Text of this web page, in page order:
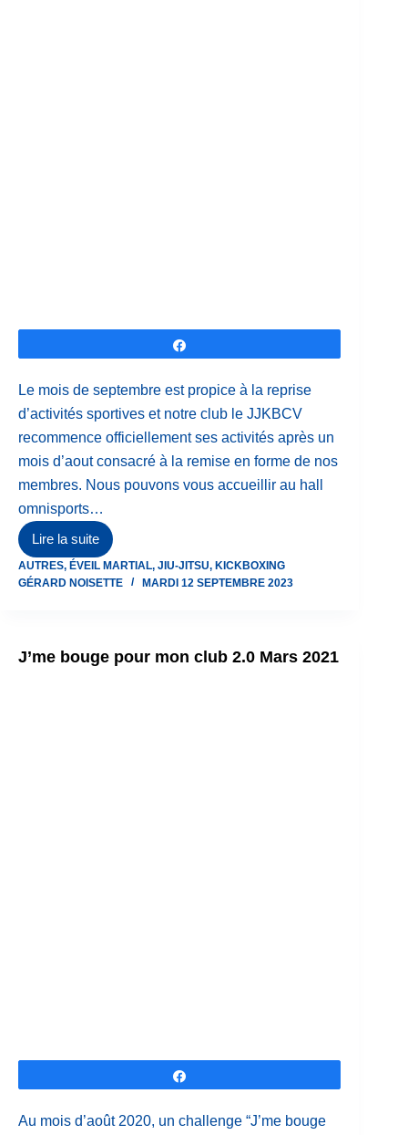
Le mois de septembre est propice à la reprise
d’activités sportives et notre club le JJKBCV
recommence officiellement ses activités après un
mois d’aout consacré à la remise en forme de nos
membres. Nous pouvons vous accueillir au hall
omnisports…
Lire la suite
JIU-
JITSU
A.S.B.L.
AUTRES, ÉVEIL MARTIAL, JIU-JITSU, KICKBOXING
GÉRARD NOISETTE
MARDI 12 SEPTEMBRE 2023
J’me bouge pour mon club 2.0 Mars 2021
Au mois d’août 2020, un challenge “J’me bouge